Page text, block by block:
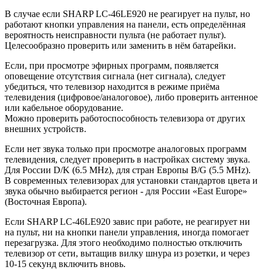
В случае если SHARP LC-46LE920 не реагирует на пульт, но
работают кнопки управления на панели, есть определённая
вероятность неисправности пульта (не работает пульт).
Целесообразно проверить или заменить в нём батарейки.
Если, при просмотре эфирных программ, появляется
оповещение отсутствия сигнала (нет сигнала), следует
убедиться, что телевизор находится в режиме приёма
телевидения (цифровое/аналоговое), либо проверить антенное
или кабельное оборудование.
Можно проверить работоспособность телевизора от других
внешних устройств.
Если нет звука только при просмотре аналоговых программ
телевидения, следует проверить в настройках систему звука.
Для России D/K (6.5 MHz), для стран Европы B/G (5.5 MHz).
В современных телевизорах для установки стандартов цвета и
звука обычно выбирается регион - для России «East Europe»
(Восточная Европа).
Если SHARP LC-46LE920 завис при работе, не реагирует ни
на пульт, ни на кнопки панели управления, иногда помогает
перезагрузка. Для этого необходимо полностью отключить
телевизор от сети, вытащив вилку шнура из розетки, и через
10-15 секунд включить вновь.